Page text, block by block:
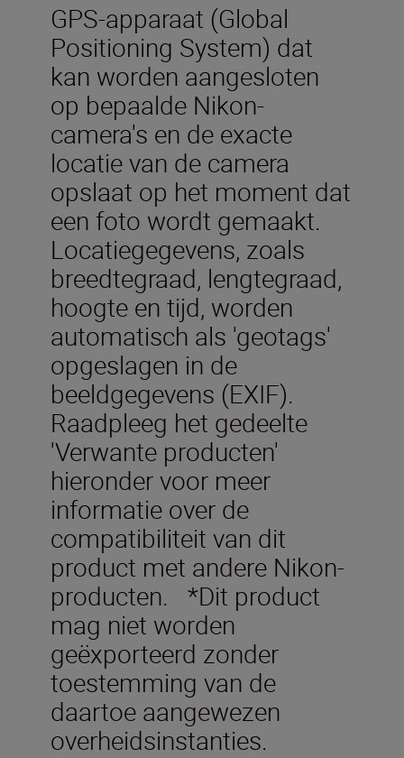
GPS-apparaat (Global
Positioning System) dat
kan worden aangesloten
op bepaalde Nikon-
camera's en de exacte
locatie van de camera
opslaat op het moment dat
een foto wordt gemaakt.
Locatiegegevens, zoals
breedtegraad, lengtegraad,
hoogte en tijd, worden
automatisch als 'geotags'
opgeslagen in de
beeldgegevens (EXIF).
Raadpleeg het gedeelte
'Verwante producten'
hieronder voor meer
informatie over de
compatibiliteit van dit
product met andere Nikon-
producten. *Dit product
mag niet worden
geëxporteerd zonder
toestemming van de
daartoe aangewezen
overheidsinstanties.